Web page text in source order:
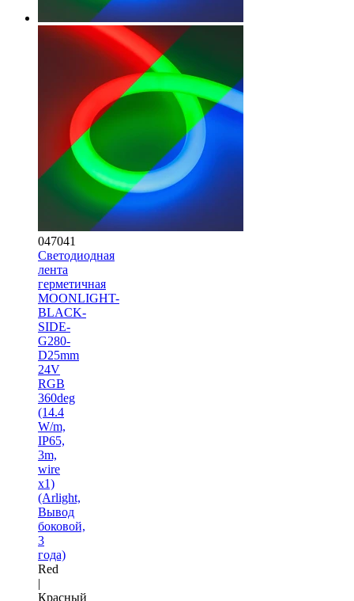
047041
Светодиодная
лента
герметичная
MOONLIGHT-
BLACK-
SIDE-
G280-
D25mm
24V
RGB
360deg
(14.4
W/m,
IP65,
3m,
wire
x1)
(Arlight,
Вывод
боковой,
3
года)
Red
|
Красный